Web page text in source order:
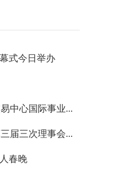
式今日举办
中心国际事业...
届三次理事会...
春晚